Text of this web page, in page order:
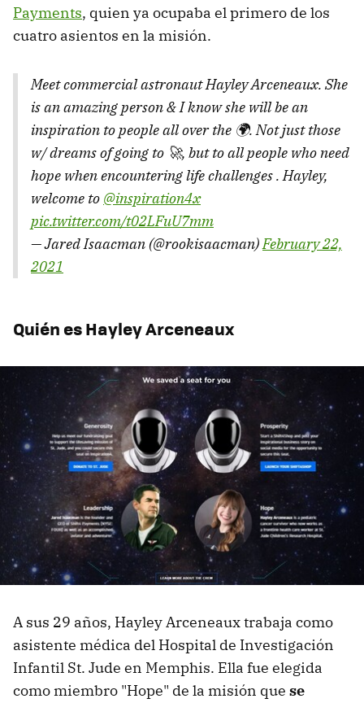
Payments, quien ya ocupaba el primero de los
cuatro asientos en la misión.
Meet commercial astronaut Hayley Arceneaux. She
is an amazing person & I know she will be an
inspiration to people all over the 🌍. Not just those
w/ dreams of going to 🚀, but to all people who need
hope when encountering life challenges . Hayley,
welcome to @inspiration4x
pic.twitter.com/t02LFuU7mm
— Jared Isaacman (@rookisaacman)February 22,
2021
Quién es Hayley Arceneaux
A sus 29 años, Hayley Arceneaux trabaja como
asistente médica del Hospital de Investigación
Infantil St. Jude en Memphis. Ella fue elegida
como miembro "Hope" de la misión que se